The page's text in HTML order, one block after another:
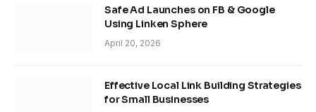
Safe Ad Launches on FB & Google
Using Linken Sphere
April 20, 2026
Effective Local Link Building Strategies
for Small Businesses